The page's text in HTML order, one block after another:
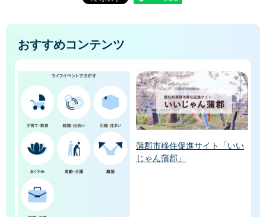
おすすめコンテンツ
蒲郡市移住促進サイト「いい
じゃん蒲郡」